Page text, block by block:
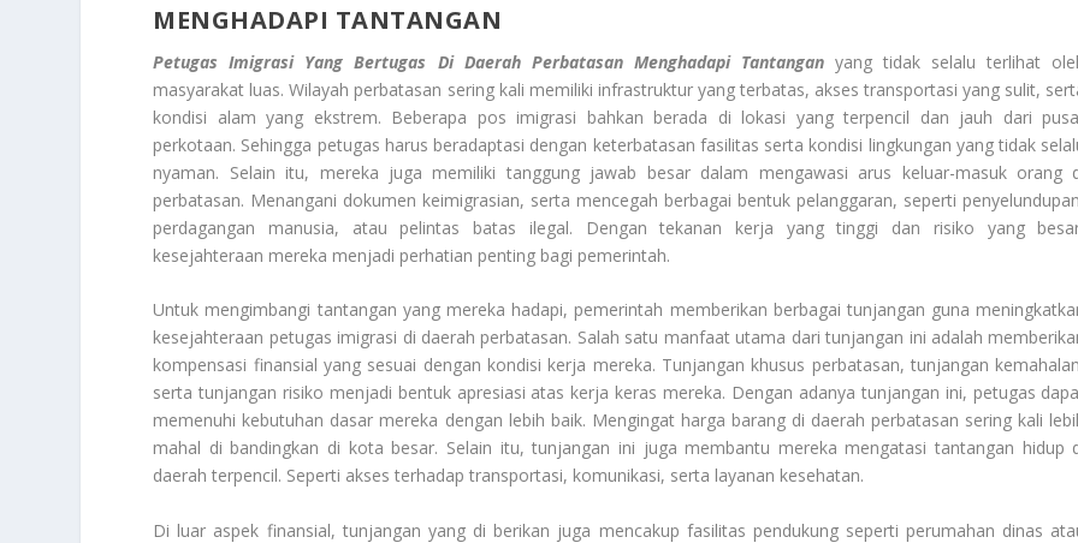
MENGHADAPI TANTANGAN
Petugas Imigrasi Yang Bertugas Di Daerah Perbatasan Menghadapi Tantanganyang tidak selalu terlihat
masyarakat luas. Wilayah perbatasan sering kali memiliki infrastruktur yang terbatas, akses transportasi yang sulit,
kondisi alam yang ekstrem. Beberapa pos imigrasi bahkan berada di lokasi yang terpencil dan jauh dari
perkotaan. Sehingga petugas harus beradaptasi dengan keterbatasan fasilitas serta kondisi lingkungan yang tidak
nyaman. Selain itu, mereka juga memiliki tanggung jawab besar dalam mengawasi arus keluar-masuk orang
perbatasan. Menangani dokumen keimigrasian, serta mencegah berbagai bentuk pelanggaran, seperti
perdagangan manusia, atau pelintas batas ilegal. Dengan tekanan kerja yang tinggi dan risiko yang
kesejahteraan mereka menjadi perhatian penting bagi pemerintah.
Untuk mengimbangi tantangan yang mereka hadapi, pemerintah memberikan berbagai tunjangan guna
kesejahteraan petugas imigrasi di daerah perbatasan. Salah satu manfaat utama dari tunjangan ini adalah
kompensasi finansial yang sesuai dengan kondisi kerja mereka. Tunjangan khusus perbatasan, tunjangan
serta tunjangan risiko menjadi bentuk apresiasi atas kerja keras mereka. Dengan adanya tunjangan ini, petugas
memenuhi kebutuhan dasar mereka dengan lebih baik. Mengingat harga barang di daerah perbatasan sering kali
mahal di bandingkan di kota besar. Selain itu, tunjangan ini juga membantu mereka mengatasi tantangan hidup
daerah terpencil. Seperti akses terhadap transportasi, komunikasi, serta layanan kesehatan.
Di luar aspek finansial, tunjangan yang di berikan juga mencakup fasilitas pendukung seperti perumahan dinas